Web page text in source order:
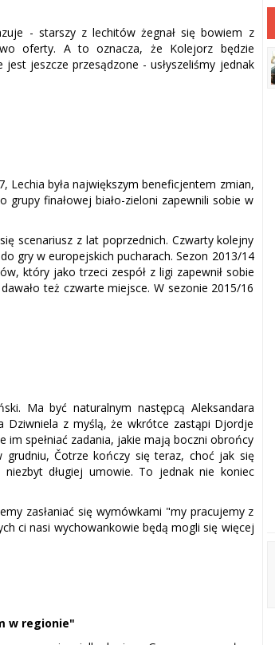
- starszy z lechitów żegnał się bowiem z
oferty. A to oznacza, że Kolejorz będzie
jeszcze przesądzone - usłyszeliśmy jednak
Lechia była największym beneficjentem zmian,
finałowej biało-zieloni zapewnili sobie w
scenariusz z lat poprzednich. Czwarty kolejny
gry w europejskich pucharach. Sezon 2013/14
który jako trzeci zespół z ligi zapewnił sobie
też czwarte miejsce. W sezonie 2015/16
Ma być naturalnym następcą Aleksandara
z myślą, że wkrótce zastąpi Djordje
im spełniać zadania, jakie mają boczni obrońcy
Čotrze kończy się teraz, choć jak się
długiej umowie. To jednak nie koniec
zasłaniać się wymówkami "my pracujemy z
ci nasi wychowankowie będą mogli się więcej
w regionie"